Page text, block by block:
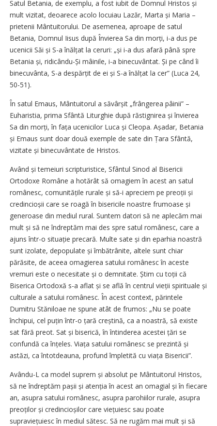
Satul Betania, de exemplu, a fost iubit de Domnul Hristos și
mult vizitat, deoarece acolo locuiau Lazăr, Marta și Maria –
prietenii Mântuitorului. De asemenea, aproape de satul
Betania, Domnul Iisus după Învierea Sa din morți, i-a dus pe
ucenicii Săi și S-a înălțat la ceruri: „și i-a dus afară până spre
Betania și, ridicându-Și mâinile, i-a binecuvântat. Și pe când îi
binecuvânta, S-a despărțit de ei și S-a înălțat la cer” (Luca 24,
50-51).
În satul Emaus, Mântuitorul a săvârșit „frângerea pâinii” –
Euharistia, prima Sfântă Liturghie după răstignirea și învierea
Sa din morți, în fața ucenicilor Luca și Cleopa. Așadar, Betania
și Emaus sunt doar două exemple de sate din Țara Sfântă,
vizitate și binecuvântate de Hristos.
Având și temeiuri scripturistice, Sfântul Sinod al Bisericii
Ortodoxe Române a hotărât să omagiem în acest an satul
românesc, comunitățile rurale și să-i apreciem pe preoții și
credincioșii care se roagă în bisericile noastre frumoase și
generoase din mediul rural. Suntem datori să ne aplecăm mai
mult și să ne îndreptăm mai des spre satul românesc, care a
ajuns într-o situație precară. Multe sate și din eparhia noastră
sunt izolate, depopulate și îmbătrânite, altele sunt chiar
părăsite, de aceea omagierea satului românesc în aceste
vremuri este o necesitate și o demnitate. Știm cu toții că
Biserica Ortodoxă s-a aflat și se află în centrul vieții spirituale și
culturale a satului românesc. În acest context, părintele
Dumitru Stăniloae ne spune atât de frumos: „Nu se poate
închipui, cel puțin într-o țară creștină, ca a noastră, să existe
sat fără preot. Sat și biserică, în întinderea acestei țări se
confundă ca înțeles. Viața satului românesc se prezintă și
astăzi, ca întotdeauna, profund împletită cu viața Bisericii”.
Avându-L ca model suprem și absolut pe Mântuitorul Hristos,
să ne îndreptăm pașii și atenția în acest an omagial și în fiecare
an, asupra satului românesc, asupra parohiilor rurale, asupra
preoților și credincioșilor care viețuiesc sau poate
supraviețuiesc în mediul sătesc. Să ne rugăm mai mult și să